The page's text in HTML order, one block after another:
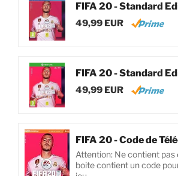
FIFA 20 - Standard
49,99 EUR
FIFA 20 - Standard
49,99 EUR
Attention: Ne contient pas
boite contient un code